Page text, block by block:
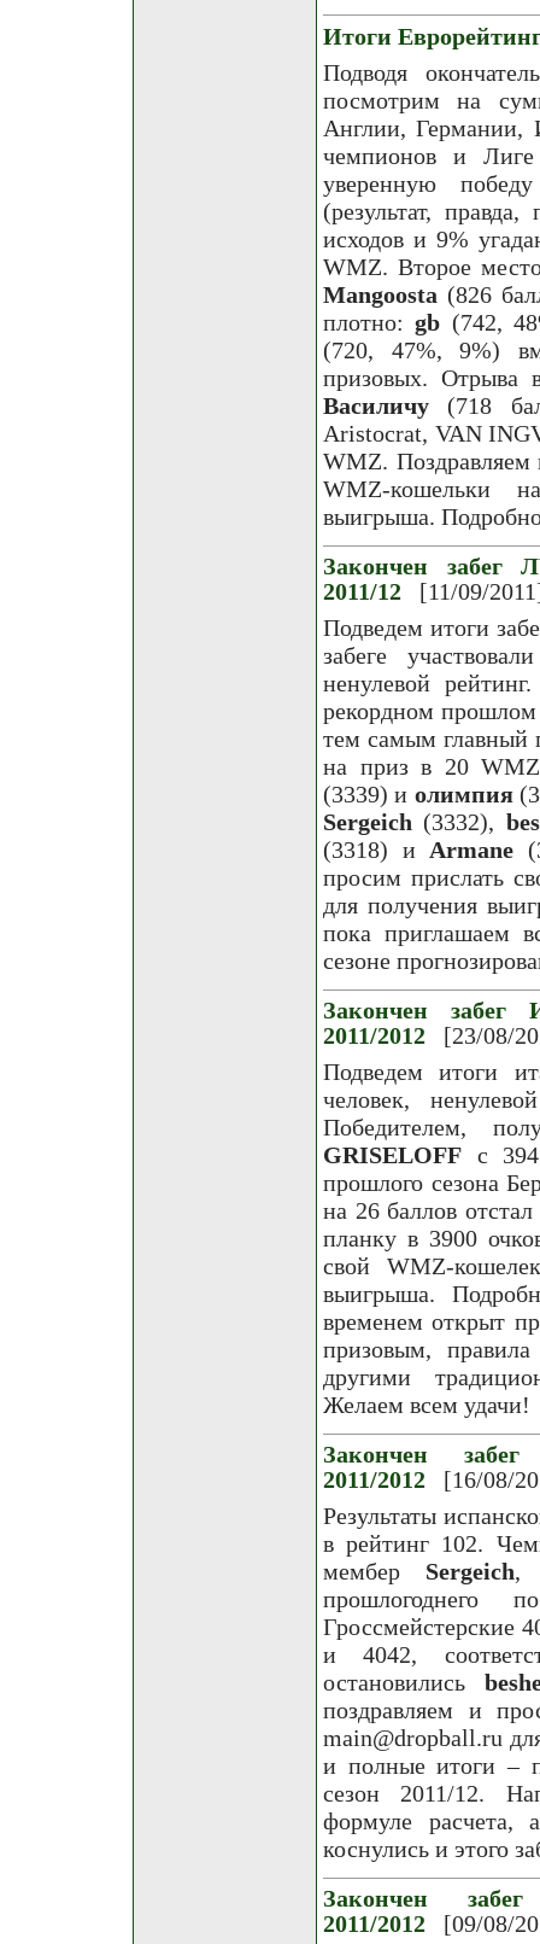
Итоги
Подводя
посмотрим на
Англии,
чемпионов и
уверенную
(результат,
исходов и 9%
WMZ. Второе
Mangoostа (826
плотно:gb (742,
(720, 47%, 9%)
призовых. Отрыва
Василичу (718
Aristocrat, VAN
WMZ. Поздравляем
WMZ-кошельки
выигрыша.
Закончен забег
2011/12
[11/09/
Подведем итоги
забеге
ненулевой
рекордном
тем самым главный
на приз в 20
(3339) и олимпия
Sergeich (3332),
(3318) и Armane
просим прислать
для получения
пока приглашаем
сезоне
Закончен забег
2011/2012
[23/08/
Подведем итоги
человек,
Победителем,
GRISELOFF с
прошлого сезона
на 26 баллов
планку в 3900
свой WMZ-
выигрыша.
временем открыт
призовым,
другими
Желаем всем удачи!
Закончен
2011/2012
[16/08/
Результаты
в рейтинг 102.
мембер Sergeich,
прошлогоднего
Гроссмейстерские
и 4042,
остановились
поздравляем и
main@dropball.ru
и полные итоги –
сезон 2011/12.
формуле расчета,
коснулись и этого
Закончен
2011/2012
[09/08/